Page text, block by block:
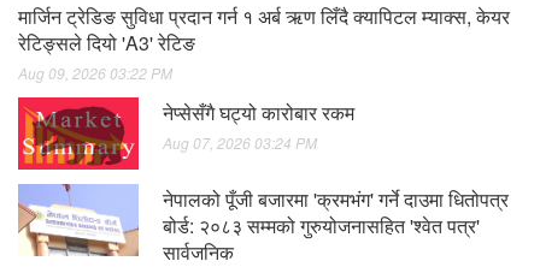
मार्जिन ट्रेडिङ सुविधा प्रदान गर्न १ अर्ब ऋण लिँदै क्यापिटल म्याक्स, केयर
रेटिङ्सले दियो 'A3' रेटिङ
Aug 09, 2026 03:22 PM
नेप्सेसँगै घट्यो कारोबार रकम
Aug 07, 2026 03:24 PM
नेपालको पूँजी बजारमा 'क्रमभंग' गर्ने दाउमा धितोपत्र
बोर्ड: २०८३ सम्मको गुरुयोजनासहित 'श्वेत पत्र'
सार्वजनिक